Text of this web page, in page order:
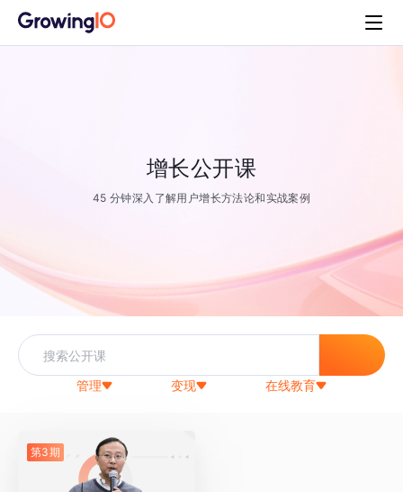
增长公开课
45 分钟深入了解用户增长方法论和实战案例
管理 变现 在线教育
第3期